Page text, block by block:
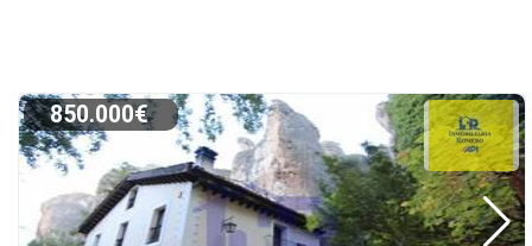
850.000€